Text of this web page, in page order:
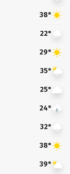
38°
22°
29°
35°
25°
24°
32°
38°
39°